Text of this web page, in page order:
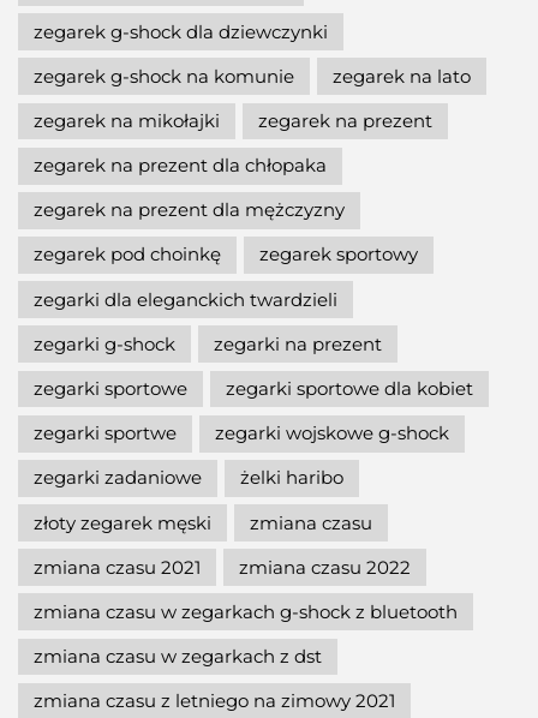
zegarek g-shock dla dziewczynki
zegarek g-shock na komunie
zegarek na lato
zegarek na mikołajki
zegarek na prezent
zegarek na prezent dla chłopaka
zegarek na prezent dla mężczyzny
zegarek pod choinkę
zegarek sportowy
zegarki dla eleganckich twardzieli
zegarki g-shock
zegarki na prezent
zegarki sportowe
zegarki sportowe dla kobiet
zegarki sportwe
zegarki wojskowe g-shock
zegarki zadaniowe
żelki haribo
złoty zegarek męski
zmiana czasu
zmiana czasu 2021
zmiana czasu 2022
zmiana czasu w zegarkach g-shock z bluetooth
zmiana czasu w zegarkach z dst
zmiana czasu z letniego na zimowy 2021